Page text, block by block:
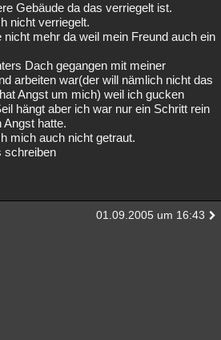
Gebäude da das verriegelt ist.
nicht verriegelt.
mehr da weil mein Freund auch ein
Dach gegangen mit meiner
arbeiten war(der will nämlich nicht das
Angst um mich) weil ich gucken
hängt aber ich war nur ein Schritt rein
Angst hatte.
mich auch nicht getraut.
schreiben
01.09.2005 um 16:43